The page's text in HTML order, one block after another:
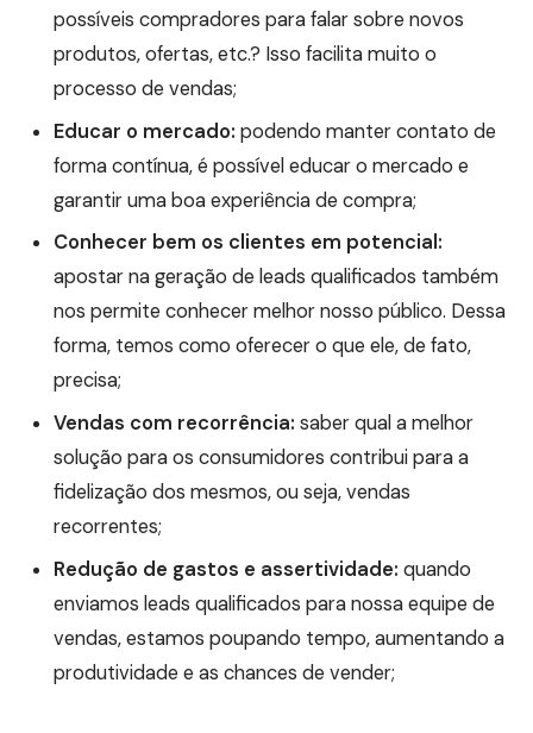
possíveis compradores para falar sobre novos
produtos, ofertas, etc.? Isso facilita muito o
processo de vendas;
Educar o mercado: podendo manter contato de
forma contínua, é possível educar o mercado e
garantir uma boa experiência de compra;
Conhecer bem os clientes em potencial:
apostar na geração de leads qualificados também
nos permite conhecer melhor nosso público. Dessa
forma, temos como oferecer o que ele, de fato,
precisa;
Vendas com recorrência: saber qual a melhor
solução para os consumidores contribui para a
fidelização dos mesmos, ou seja, vendas
recorrentes;
Redução de gastos e assertividade: quando
enviamos leads qualificados para nossa equipe de
vendas, estamos poupando tempo, aumentando a
produtividade e as chances de vender;